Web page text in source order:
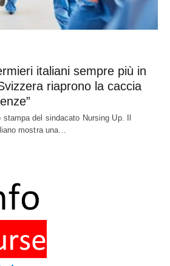
italiani sempre più in
riaprono la caccia
del sindacato Nursing Up. Il
mostra una…